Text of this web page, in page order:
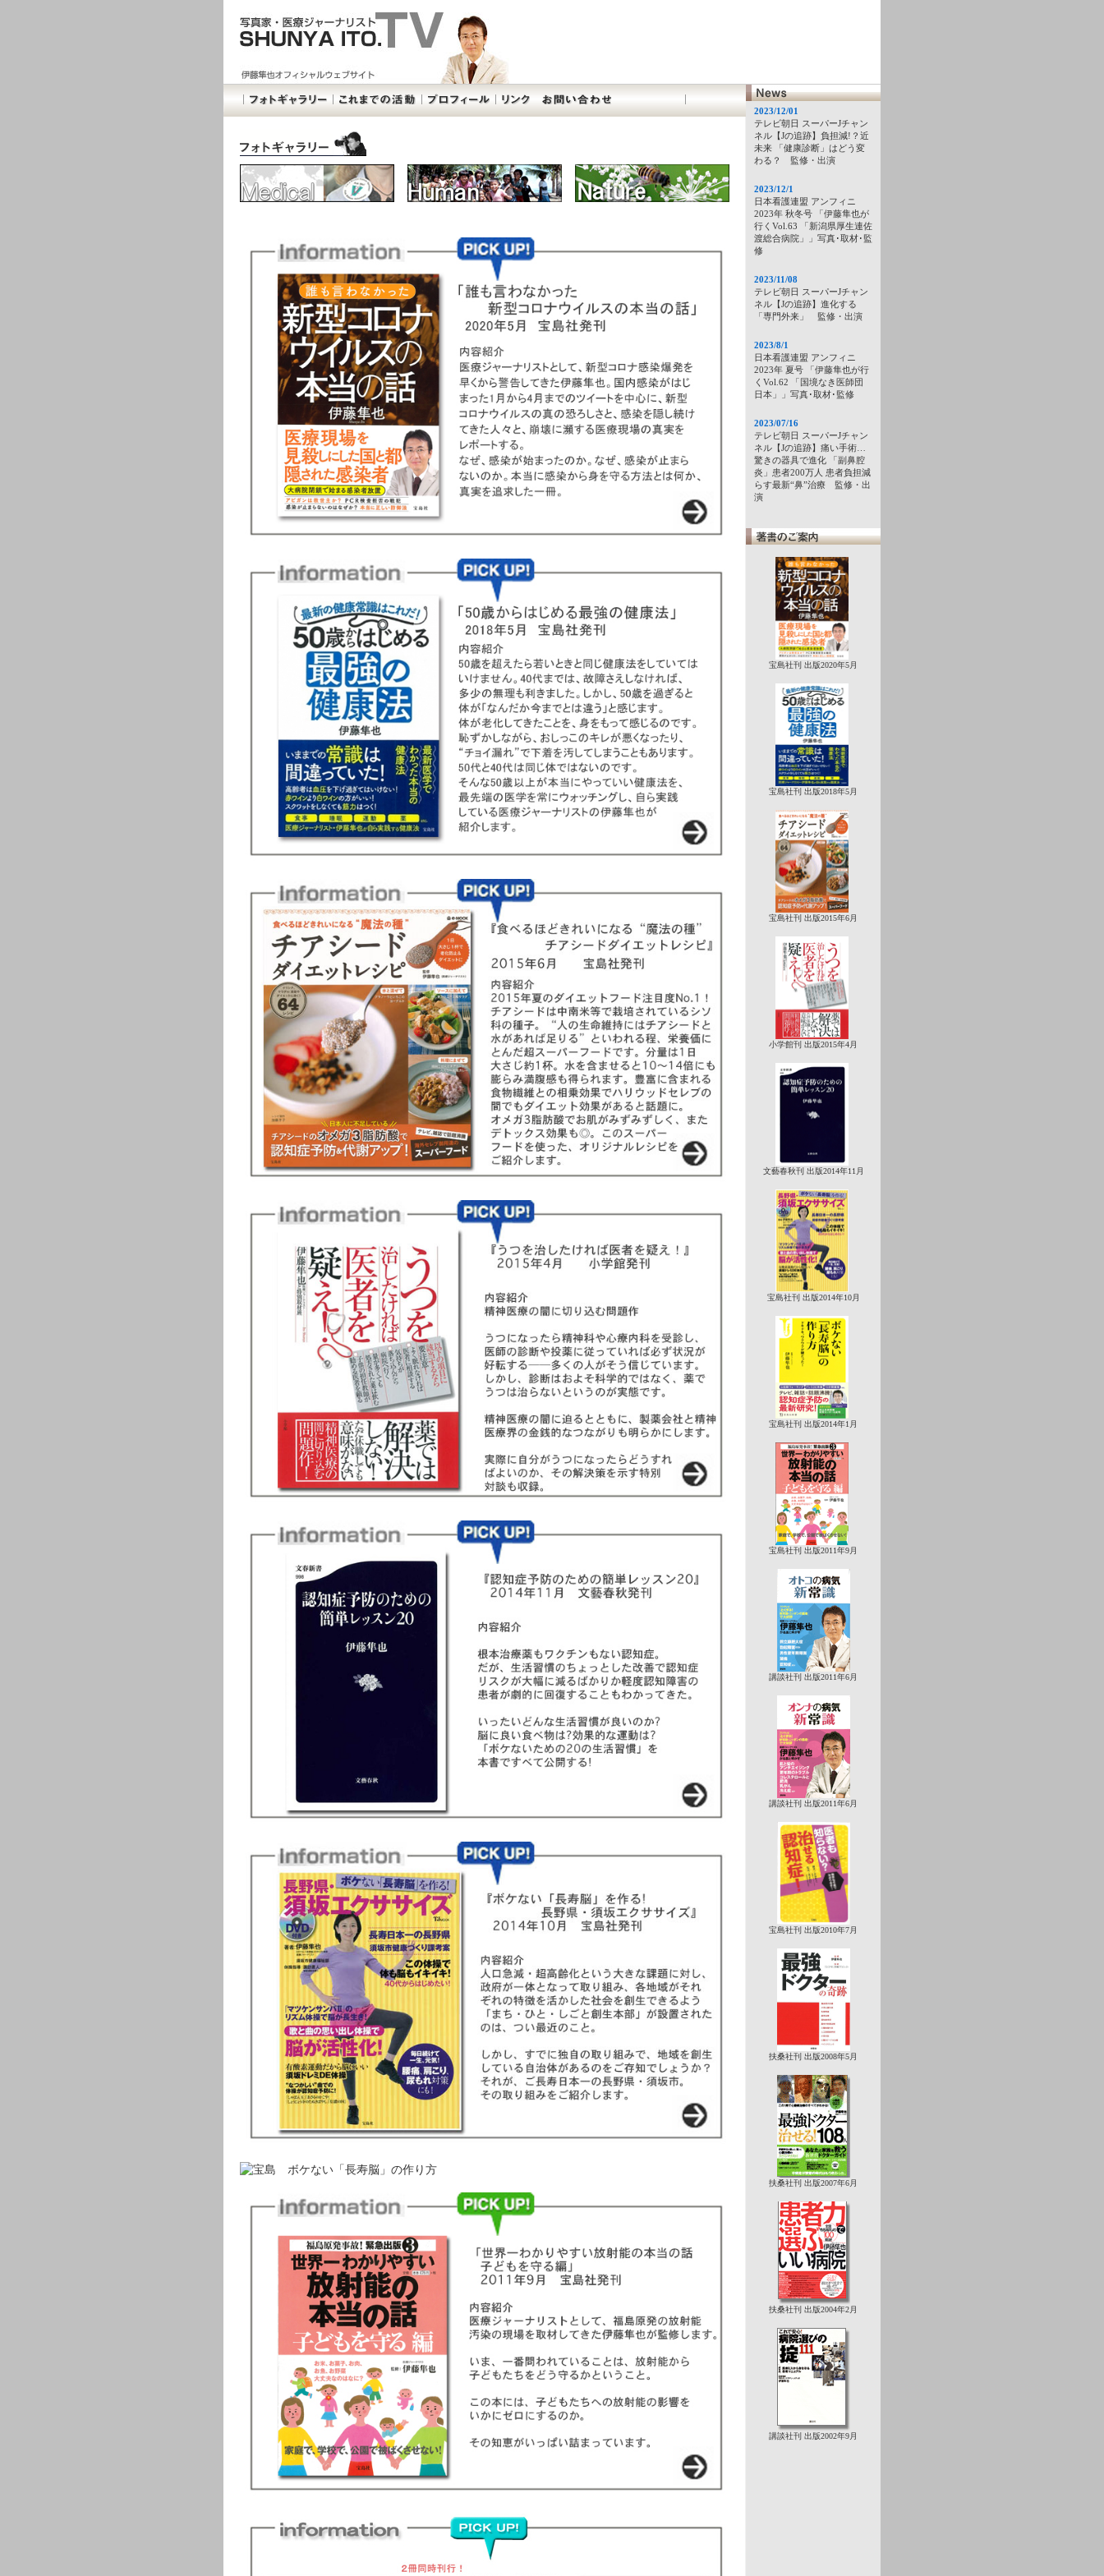
2023/12/01
テレビ朝日 スーパーJチャン
ネル【Jの追跡】負担減!？近
未来 「健康診断」はどう変
わる？ 監修・出演
2023/12/1
日本看護連盟 アンフィニ
2023年 秋冬号 「伊藤隼也が
行くVol.63 「新潟県厚生連佐
渡総合病院」」写真･取材･監
修
2023/11/08
テレビ朝日 スーパーJチャン
ネル【Jの追跡】進化する
「専門外来」 監修・出演
2023/8/1
日本看護連盟 アンフィニ
2023年 夏号 「伊藤隼也が行
くVol.62 「国境なき医師団
日本」」写真･取材･監修
2023/07/16
テレビ朝日 スーパーJチャン
ネル【Jの追跡】痛い手術…
驚きの器具で進化 「副鼻腔
炎」患者200万人 患者負担減
らす最新“鼻”治療 監修・出
演
宝島社刊 出版2020年5月
宝島社刊 出版2018年5月
宝島社刊 出版2015年6月
小学館刊 出版2015年4月
文藝春秋刊 出版2014年11月
宝島社刊 出版2014年10月
宝島社刊 出版2014年1月
宝島社刊 出版2011年9月
講談社刊 出版2011年6月
講談社刊 出版2011年6月
宝島社刊 出版2010年7月
扶桑社刊 出版2008年5月
扶桑社刊 出版2007年6月
扶桑社刊 出版2004年2月
講談社刊 出版2002年9月